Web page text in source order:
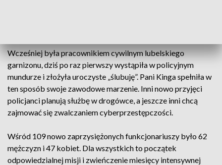
Wcześniej była pracownikiem cywilnym lubelskiego
garnizonu, dziś po raz pierwszy wystąpiła w policyjnym
mundurze i złożyła uroczyste „ślubuję”. Pani Kinga spełniła w
ten sposób swoje zawodowe marzenie. Inni nowo przyjęci
policjanci planują służbę w drogówce, a jeszcze inni chcą
zajmować się zwalczaniem cyberprzestępczości.
Wśród 109 nowo zaprzysiężonych funkcjonariuszy było 62
mężczyzn i 47 kobiet. Dla wszystkich to początek
odpowiedzialnej misji i zwieńczenie miesięcy intensywnej